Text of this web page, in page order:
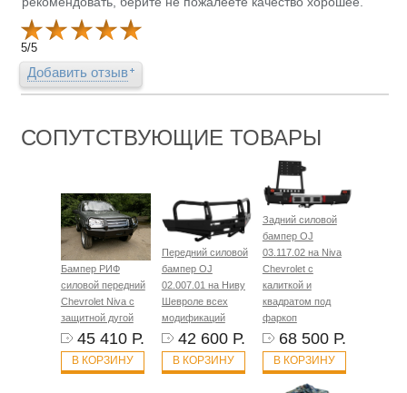
5/5
Добавить отзыв
СОПУТСТВУЮЩИЕ ТОВАРЫ
Бампер РИФ
силовой передний
Chevrolet Niva с
защитной дугой
45 410 Р.
В КОРЗИНУ
Передний силовой
бампер OJ
02.007.01 на Ниву
Шевроле всех
модификаций
42 600 Р.
В КОРЗИНУ
Задний силовой
бампер OJ
03.117.02 на Niva
Chevrolet с
калиткой и
квадратом под
фаркоп
68 500 Р.
В КОРЗИНУ